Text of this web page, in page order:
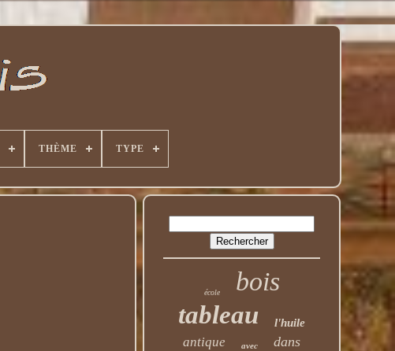
THÈME TYPE
école bois
tableau l'huile
antique avec dans